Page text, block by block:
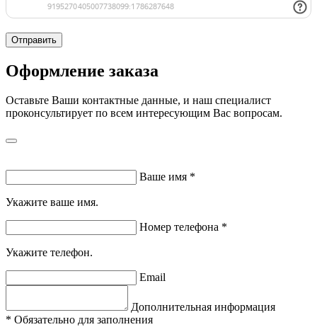
Отправить
Оформление заказа
Оставьте Ваши контактные данные, и наш специалист
проконсультирует по всем интересующим Вас вопросам.
Ваше имя *
Укажите ваше имя.
Номер телефона *
Укажите телефон.
Email
Дополнительная информация
* Обязательно для заполнения